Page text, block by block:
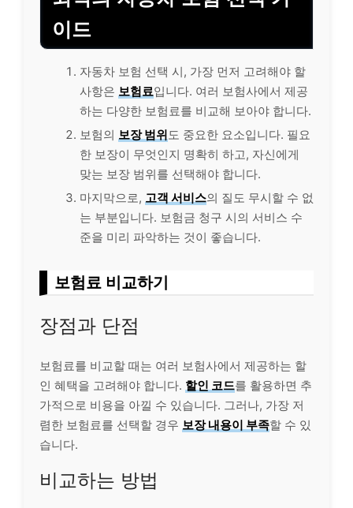
이드
자동차 보험 선택 시, 가장 먼저 고려해야 할
사항은 보험료입니다. 여러 보험사에서 제공
하는 다양한 보험료를 비교해 보아야 합니다.
보험의 보장 범위도 중요한 요소입니다. 필요
한 보장이 무엇인지 명확히 하고, 자신에게
맞는 보장 범위를 선택해야 합니다.
마지막으로, 고객 서비스의 질도 무시할 수 없
는 부분입니다. 보험금 청구 시의 서비스 수
준을 미리 파악하는 것이 좋습니다.
보험료 비교하기
장점과 단점
보험료를 비교할 때는 여러 보험사에서 제공하는 할
인 혜택을 고려해야 합니다. 할인 코드를 활용하면 추
가적으로 비용을 아낄 수 있습니다. 그러나, 가장 저
렴한 보험료를 선택할 경우 보장 내용이 부족할 수 있
습니다.
비교하는 방법